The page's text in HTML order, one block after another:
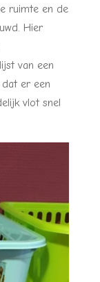
ruimte en de
Hier
van een
er een
vlot snel